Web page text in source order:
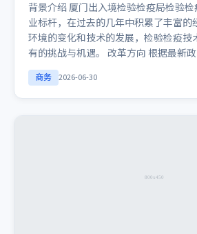
背景介绍 厦门出入境检验检疫局检验
业标杆，在过去的几年中积累了丰富的
环境的变化和技术的发展，检验检疫技
有的挑战与机遇。 改革方向 根据最新
商务 2026-06-30